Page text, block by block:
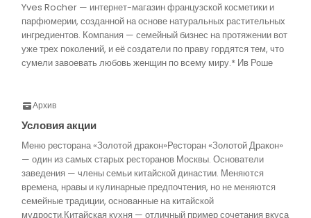
Yves Rocher — интернет-магазин французской косметики и
парфюмерии, созданной на основе натуральных растительных
ингредиентов. Компания — семейный бизнес на протяжении вот
уже трех поколений, и её создатели по праву гордятся тем, что
сумели завоевать любовь женщин по всему миру.* Ив Роше
Архив
Условия акции
Меню ресторана «Золотой дракон»Ресторан «Золотой Дракон»
— один из самых старых ресторанов Москвы. Основатели
заведения — члены семьи китайской династии. Меняются
времена, нравы и кулинарные предпочтения, но не меняются
семейные традиции, основанные на китайской
мудрости.Китайская кухня — отличный пример сочетания вкуса